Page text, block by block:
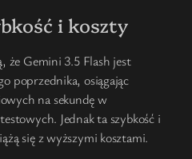
i koszty
że Gemini 3.5 Flash jest
poprzednika, osiągając
na sekundę w
Jednak ta szybkość i
się z wyższymi kosztami.